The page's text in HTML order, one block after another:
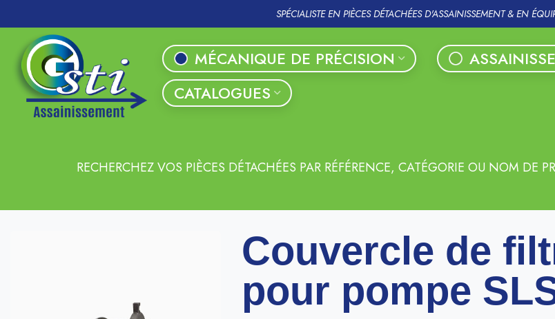
SPÉCIALISTE EN PIÈCES DÉTACHÉES D'ASSAINISSEMENT & EN
MÉCANIQUE DE PRÉCISION
CATALOGUES
RECHERCHEZ VOS PIÈCES DÉTACHÉES PAR RÉFÉRENCE, CATÉGORIE OU NOM DE
Couvercle de
pour pompe